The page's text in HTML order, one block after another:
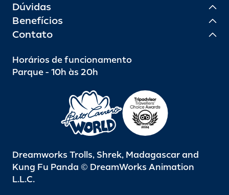
Dúvidas
Benefícios
Contato
Horários de funcionamento
Parque - 10h às 20h
Dreamworks Trolls, Shrek, Madagascar and
Kung Fu Panda © DreamWorks Animation
L.L.C.